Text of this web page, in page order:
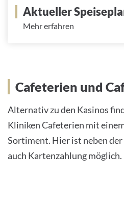
Aktueller
Mehr erfahren
Cafeteria, Café und
Cafeterien und
Alternativ zu den Kasinos
Kliniken Cafeterien mit
Sortiment. Hier ist neben
auch Kartenzahlung möglich.